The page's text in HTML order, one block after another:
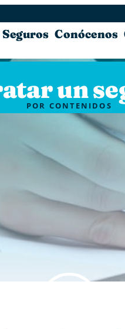
Seguros Conócenos
un
POR CONTENIDOS